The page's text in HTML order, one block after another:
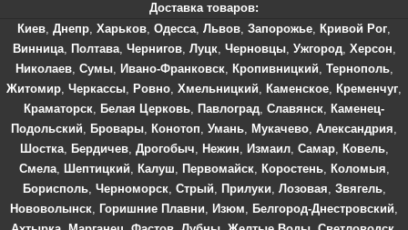
Доставка товаров:
Киев, Днепр, Харьков, Одесса, Львов, Запорожье, Кривой Рог,
Винница, Полтава, Чернигов, Луцк, Черновцы, Ужгород, Херсон,
Николаев, Сумы, Ивано-Франковск, Кропивницкий, Тернополь,
Житомир, Черкассы, Ровно, Хмельницкий, Каменское, Кременчуг,
Краматорск, Белая Церковь, Павлоград, Славянск, Каменец-
Подольский, Бровары, Конотоп, Умань, Мукачево, Александрия,
Шостка, Бердичев, Дрогобыч, Нежин, Измаил, Самар, Ковель,
Смела, Шептицкий, Калуш, Первомайск, Коростень, Коломыя,
Борисполь, Черноморск, Стрый, Прилуки, Лозовая, Звягель,
Нововолынск, Горишние Плавни, Изюм, Белгород-Днестровский,